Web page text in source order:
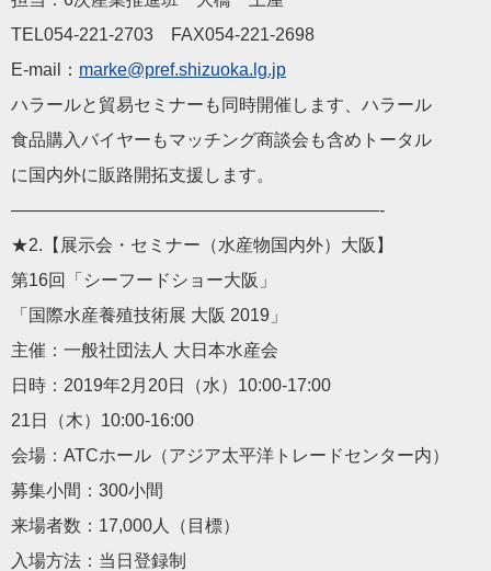
TEL054-221-2703 FAX054-221-2698
E-mail： marke@pref.shizuoka.lg.jp
ハラールと貿易セミナーも同時開催します、ハラール
食品購入バイヤーもマッチング商談会も含めトータル
に国内外に販路開拓支援します。
—————————————————————-
★2.【展示会・セミナー（水産物国内外）大阪】
第16回「シーフードショー大阪」
「国際水産養殖技術展 大阪 2019」
主催：一般社団法人 大日本水産会
日時：2019年2月20日（水）10:00-17:00
21日（木）10:00-16:00
会場：ATCホール（アジア太平洋トレードセンター内）
募集小間：300小間
来場者数：17,000人（目標）
入場方法：当日登録制